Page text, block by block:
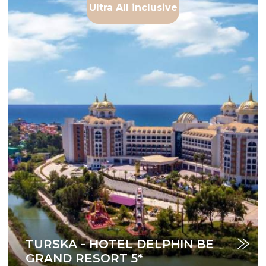
Ultra All inclusive
TURSKA - HOTEL DELPHIN BE
GRAND RESORT 5*